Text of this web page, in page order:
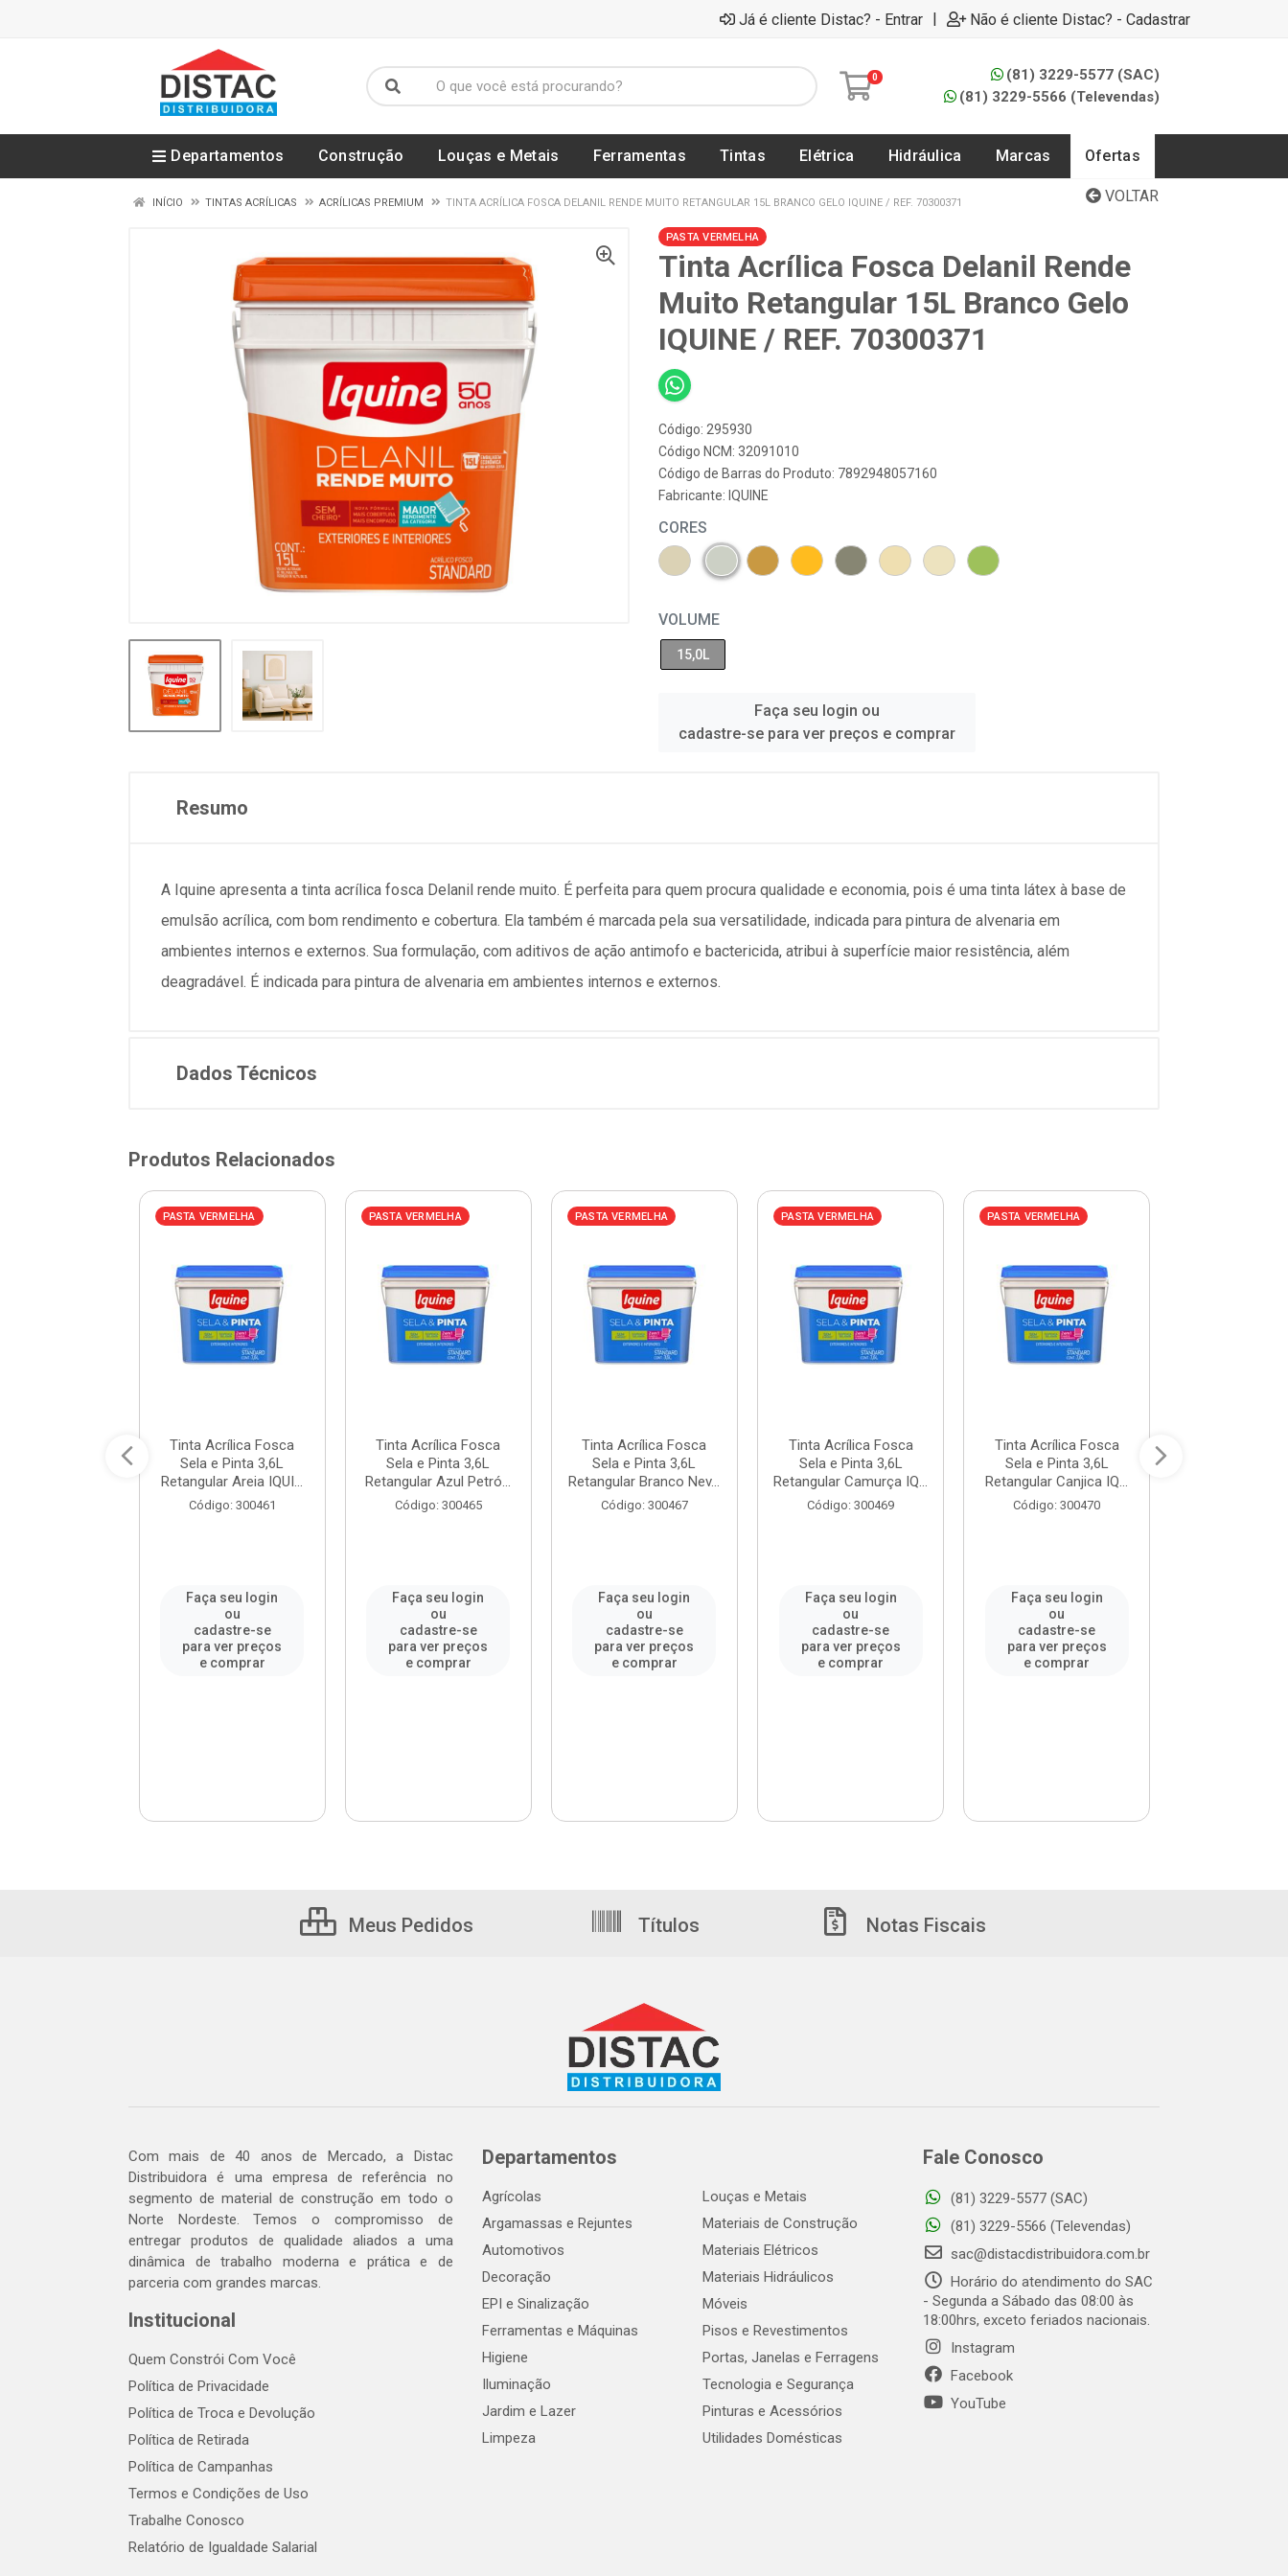
Já é cliente Distac? - Entrar | Não é cliente Distac? - Cadastrar
0
(81) 3229-5577 (SAC)
(81) 3229-5566 (Televendas)
Departamentos Construção Louças e Metais Ferramentas Tintas Elétrica Hidráulica Marcas Ofertas
VOLTAR
INÍCIO TINTAS ACRÍLICAS ACRÍLICAS PREMIUM TINTA ACRÍLICA FOSCA DELANIL RENDE MUITO RETANGULAR 15L BRANCO GELO IQUINE / REF. 70300371
PASTA VERMELHA
Tinta Acrílica Fosca Delanil Rende
Muito Retangular 15L Branco Gelo
IQUINE / REF. 70300371
Código: 295930
Código NCM: 32091010
Código de Barras do Produto: 7892948057160
Fabricante: IQUINE
CORES
VOLUME
15,0L
Faça seu login ou
cadastre-se para ver preços e comprar
Resumo
A Iquine apresenta a tinta acrílica fosca Delanil rende muito. É perfeita para quem procura qualidade e economia, pois é uma tinta látex à base de
emulsão acrílica, com bom rendimento e cobertura. Ela também é marcada pela sua versatilidade, indicada para pintura de alvenaria em
ambientes internos e externos. Sua formulação, com aditivos de ação antimofo e bactericida, atribui à superfície maior resistência, além
deagradável. É indicada para pintura de alvenaria em ambientes internos e externos.
Dados Técnicos
Produtos Relacionados
PASTA VERMELHA
Tinta Acrílica Fosca
Sela e Pinta 3,6L
Retangular Areia IQUI...
Código: 300461
Faça seu login
ou
cadastre-se
para ver preços
e comprar
PASTA VERMELHA
Tinta Acrílica Fosca
Sela e Pinta 3,6L
Retangular Azul Petró...
Código: 300465
Faça seu login
ou
cadastre-se
para ver preços
e comprar
PASTA VERMELHA
Tinta Acrílica Fosca
Sela e Pinta 3,6L
Retangular Branco Nev...
Código: 300467
Faça seu login
ou
cadastre-se
para ver preços
e comprar
PASTA VERMELHA
Tinta Acrílica Fosca
Sela e Pinta 3,6L
Retangular Camurça IQ...
Código: 300469
Faça seu login
ou
cadastre-se
para ver preços
e comprar
PASTA VERMELHA
Tinta Acrílica Fosca
Sela e Pinta 3,6L
Retangular Canjica IQ...
Código: 300470
Faça seu login
ou
cadastre-se
para ver preços
e comprar
Meus Pedidos Títulos Notas Fiscais
Com mais de 40 anos de Mercado, a Distac
Distribuidora é uma empresa de referência no
segmento de material de construção em todo o
Norte Nordeste. Temos o compromisso de
entregar produtos de qualidade aliados a uma
dinâmica de trabalho moderna e prática e de
parceria com grandes marcas.
Institucional
Quem Constrói Com Você
Política de Privacidade
Política de Troca e Devolução
Política de Retirada
Política de Campanhas
Termos e Condições de Uso
Trabalhe Conosco
Relatório de Igualdade Salarial
Departamentos
Agrícolas
Argamassas e Rejuntes
Automotivos
Decoração
EPI e Sinalização
Ferramentas e Máquinas
Higiene
Iluminação
Jardim e Lazer
Limpeza
Louças e Metais
Materiais de Construção
Materiais Elétricos
Materiais Hidráulicos
Móveis
Pisos e Revestimentos
Portas, Janelas e Ferragens
Tecnologia e Segurança
Pinturas e Acessórios
Utilidades Domésticas
Fale Conosco
(81) 3229-5577 (SAC)
(81) 3229-5566 (Televendas)
sac@distacdistribuidora.com.br
Horário do atendimento do SAC
- Segunda a Sábado das 08:00 às
18:00hrs, exceto feriados nacionais.
Instagram
Facebook
YouTube